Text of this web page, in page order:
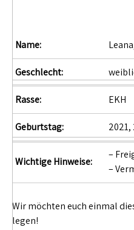
Name:
Geschlecht:
Rasse: EKH
Geburtstag: 2021,
Wichtige Hinweise:
–
–
Wir möchten euch einmal
legen!